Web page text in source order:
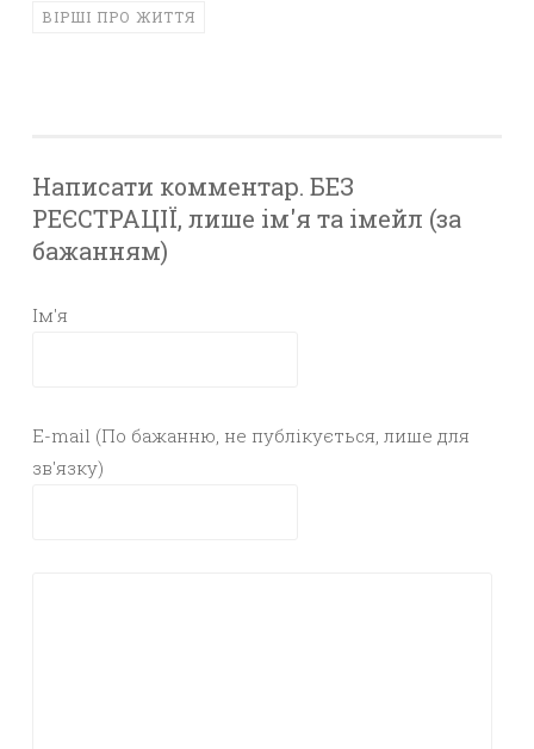
ВІРШІ ПРО ЖИТТЯ
Написати комментар. БЕЗ
РЕЄСТРАЦІЇ, лише ім'я та імейл (за
бажанням)
Ім'я
E-mail (По бажанню, не публікується, лише для
зв'язку)